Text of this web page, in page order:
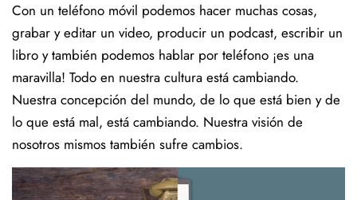
Con un teléfono móvil podemos hacer muchas cosas,
grabar y editar un video, producir un podcast, escribir un
libro y también podemos hablar por teléfono ¡es una
maravilla! Todo en nuestra cultura está cambiando.
Nuestra concepción del mundo, de lo que está bien y de
lo que está mal, está cambiando. Nuestra visión de
nosotros mismos también sufre cambios.